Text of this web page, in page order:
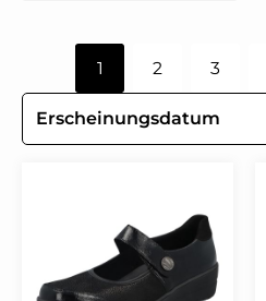
Seite
1
Seite
2
Seite
3